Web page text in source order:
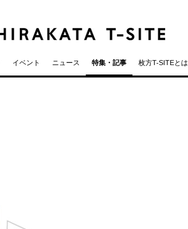
イベント ニュース 特集・記事 枚方T-SITEとは